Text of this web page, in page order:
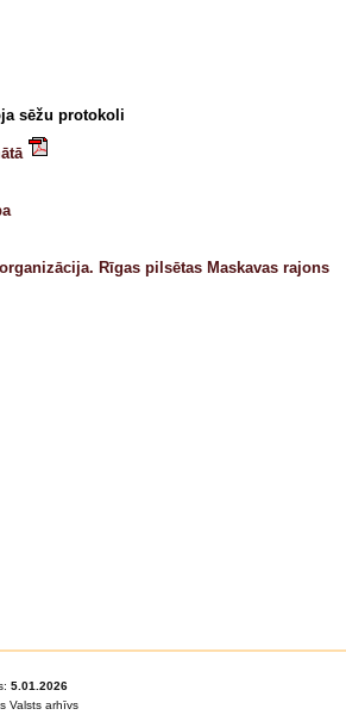
sēžu protokoli
Rīgas pilsētas Maskavas rajons
5.01.2026
Valsts arhīvs